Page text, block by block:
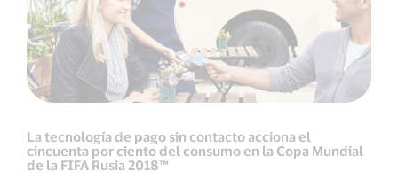
La tecnología de pago sin contacto acciona el
cincuenta por ciento del consumo en la Copa Mundial
de la FIFA Rusia 2018™